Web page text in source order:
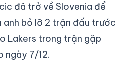
đã trở về Slovenia để
anh bỏ lỡ 2 trận đấu trước
Lakers trong trận gặp
ngày 7/12.